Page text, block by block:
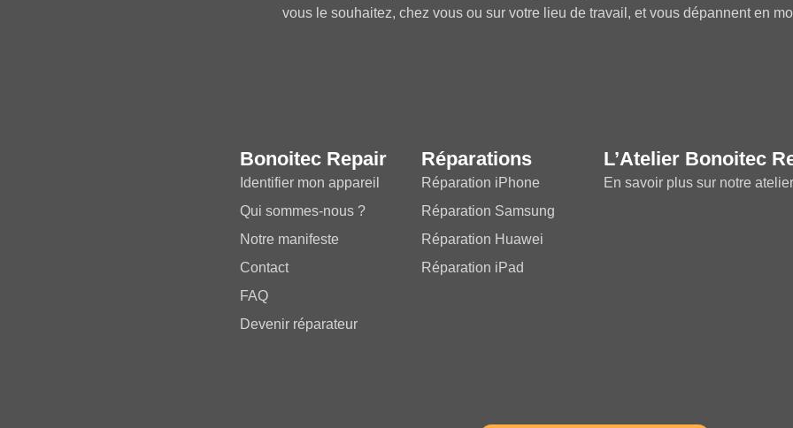
vous le souhaitez, chez vous ou sur votre lieu de travail, et vous dépannent en
Bonoitec Repair
Identifier mon appareil
Qui sommes-nous ?
Notre manifeste
Contact
FAQ
Devenir réparateur
Réparations
Réparation iPhone
Réparation Samsung
Réparation Huawei
Réparation iPad
L’Atelier Bonoitec
En savoir plus sur notre atelier